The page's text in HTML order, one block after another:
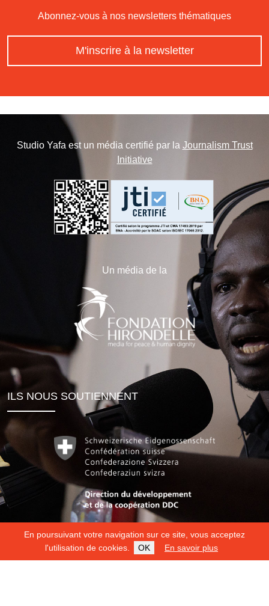
En poursuivant votre navigation sur ce site, vous acceptez
l'utilisation de cookies.
OK En savoir plus
Abonnez-vous à nos newsletters thématiques
M'inscrire à la newsletter
Studio Yafa est un média certifié par la Journalism Trust
Initiative
Un média de la
ILS NOUS SOUTIENNENT